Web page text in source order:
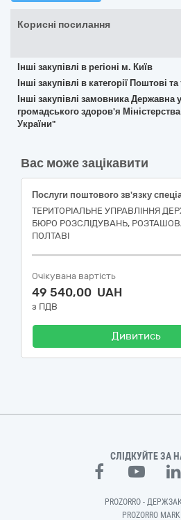
Корисні посилання
Інші закупівлі в регіоні м. Київ
Інші закупівлі в категорії Поштові
Інші закупівлі замовника Державна
громадського здоров'я
України"
Вас може зацікавити
ТЕРИТОРІАЛЬНЕ УПРАВЛІННЯ
БЮРО РОЗСЛІДУВАНЬ,
ПОЛТАВІ
Очікувана вартість
49 540,00 UAH
з ПДВ
Дивитись
СЛІДКУЙТЕ ЗА
PROZORRO -
PROZORRO